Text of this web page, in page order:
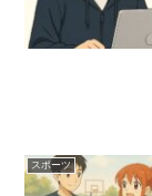
スポーツ